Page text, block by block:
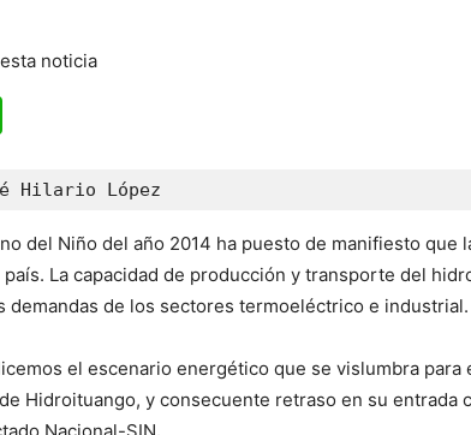
noticia
Hilario López
del Niño del año 2014 ha puesto de manifiesto que
La capacidad de producción y transporte del
demandas de los sectores termoeléctrico e industrial.
el escenario energético que se vislumbra para
Hidroituango, y consecuente retraso en su entrada